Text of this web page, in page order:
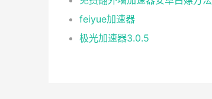
feiyue加速器
极光加速器3.0.5